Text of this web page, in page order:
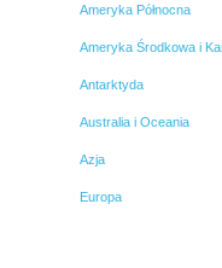
Ameryka Północna
Ameryka Środkowa i
Antarktyda
Australia i Oceania
Azja
Europa